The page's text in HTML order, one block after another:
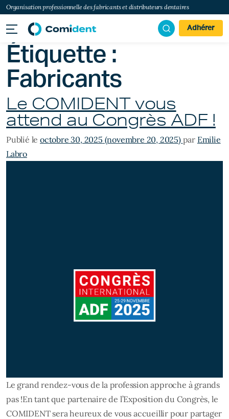
Organisation professionnelle des fabricants et distributeurs dentaires
Adhérer
Étiquette :
Fabricants
Le COMIDENT vous
attend au Congrès ADF !
Publié le octobre 30, 2025 (novembre 20, 2025) par Emilie
Labro
Le grand rendez-vous de la profession approche à grands
pas !En tant que partenaire de l’Exposition du Congrès, le
COMIDENT sera heureux de vous accueillir pour partager